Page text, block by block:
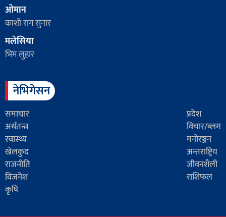
ओमान
काशी राम सुनार
मलेसिया
भिम लुहार
नेभिगेसन
समाचार
प्रदेश
अर्थतन्त्र
विचार/ब्लग
स्वास्थ्य
मनोरञ्जन
खेलकुद
अन्तराष्ट्रिय
राजनीति
जीवनशैली
विजनेश
राशिफल
कृषि